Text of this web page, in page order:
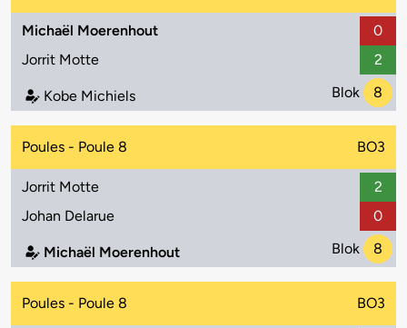
Michaël Moerenhout
0
Jorrit Motte
2
Kobe Michiels Blok 8
Poules - Poule 8 BO3
Jorrit Motte
2
Johan Delarue
0
Michaël Moerenhout Blok 8
Poules - Poule 8 BO3